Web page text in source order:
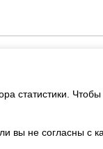
2009-2026
статистики.
не согласны с